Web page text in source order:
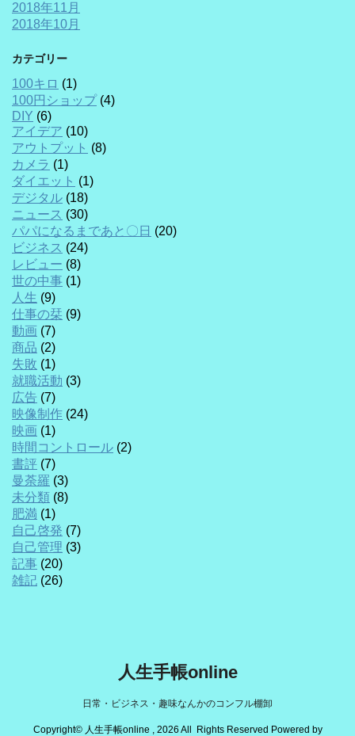
2018年11月
2018年10月
カテゴリー
100キロ (1)
100円ショップ(4)
DIY (6)
アイデア (10)
アウトプット (8)
カメラ (1)
ダイエット (1)
デジタル (18)
ニュース (30)
パパになるまであと〇日 (20)
ビジネス (24)
レビュー (8)
世の中事 (1)
人生 (9)
仕事の栞 (9)
動画 (7)
商品 (2)
失敗 (1)
就職活動 (3)
広告 (7)
映像制作 (24)
映画 (1)
時間コントロール (2)
書評 (7)
曼荼羅 (3)
未分類 (8)
肥満 (1)
自己啓発 (7)
自己管理 (3)
記事 (20)
雑記 (26)
人生手帳online
日常・ビジネス・趣味なんかのコンフル棚卸
Copyright© 人生手帳online , 2026 All Rights Reserved Powered by